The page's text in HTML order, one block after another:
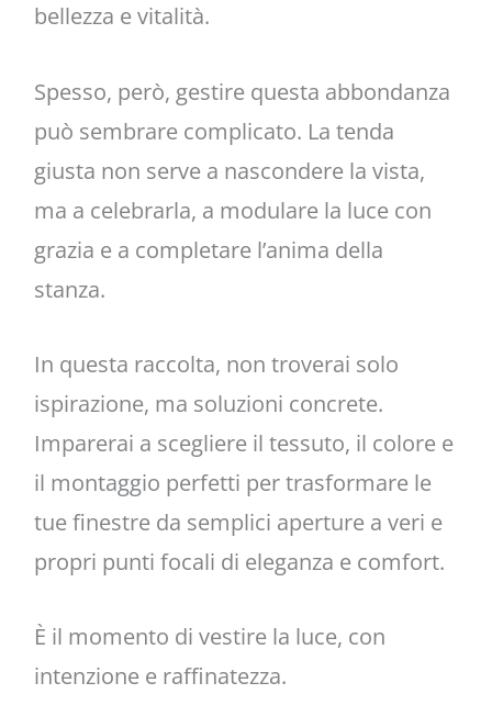
bellezza e vitalità.
Spesso, però, gestire questa abbondanza
può sembrare complicato. La tenda
giusta non serve a nascondere la vista,
ma a celebrarla, a modulare la luce con
grazia e a completare l’anima della
stanza.
In questa raccolta, non troverai solo
ispirazione, ma soluzioni concrete.
Imparerai a scegliere il tessuto, il colore e
il montaggio perfetti per trasformare le
tue finestre da semplici aperture a veri e
propri punti focali di eleganza e comfort.
È il momento di vestire la luce, con
intenzione e raffinatezza.